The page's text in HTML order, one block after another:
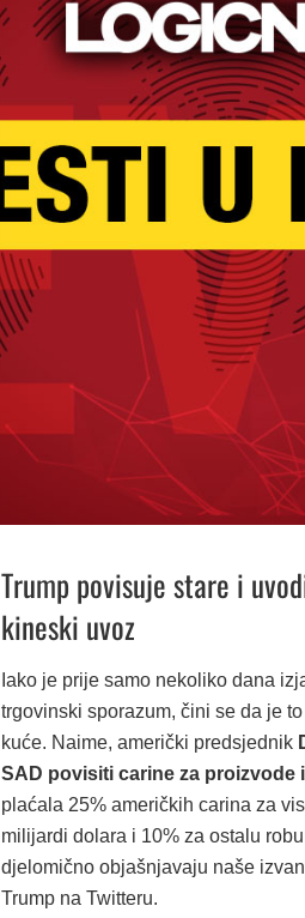
Trump povisuje stare i
kineski uvoz
Iako je prije samo nekoliko dana
trgovinski sporazum, čini se da je
kuće. Naime, američki predsjednik
SAD povisiti carine za proizvode
plaćala 25% američkih carina za
milijardi dolara i 10% za ostalu
djelomično objašnjavaju naše
Trump na Twitteru.